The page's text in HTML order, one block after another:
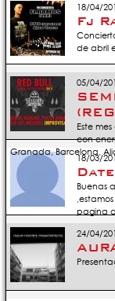
18/04/
Fj
de abril
05/04/
Este
con
Granada, Barcelona,
18/03/
Buenas
pagina
24/04/